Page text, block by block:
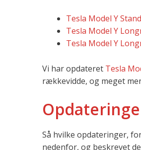
Tesla Model Y
Tesla Model Y
Tesla Model Y
Vi har opdateret Tesla
rækkevidde, og meget
Så hvilke opdateringer,
nedenfor, og beskrevet